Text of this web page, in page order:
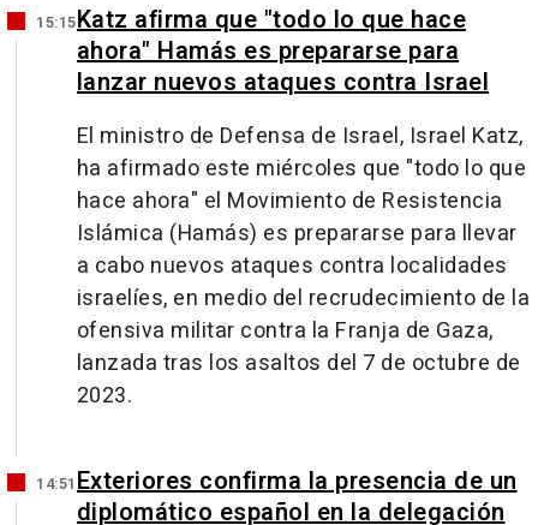
15:15Katz afirma que "todo lo que hace
ahora" Hamás es prepararse para
lanzar nuevos ataques contra Israel
El ministro de Defensa de Israel, Israel Katz,
ha afirmado este miércoles que "todo lo que
hace ahora" el Movimiento de Resistencia
Islámica (Hamás) es prepararse para llevar
a cabo nuevos ataques contra localidades
israelíes, en medio del recrudecimiento de la
ofensiva militar contra la Franja de Gaza,
lanzada tras los asaltos del 7 de octubre de
2023.
14:51Exteriores confirma la presencia de un
diplomático español en la delegación